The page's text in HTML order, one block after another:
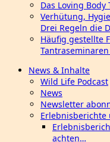
Das Loving
Verhütung,
Drei Regeln die
Häufig gestellte
News & Inhalte
Wild Life Podcast
News
Newsletter
achten…